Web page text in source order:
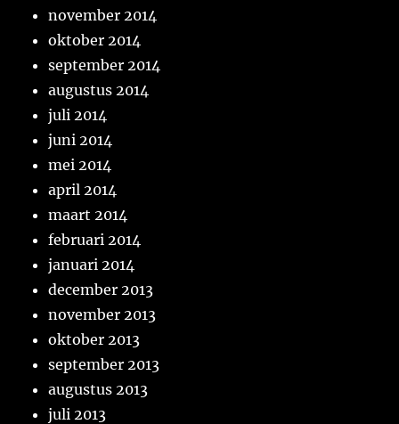
november 2014
oktober 2014
september 2014
augustus 2014
juli 2014
juni 2014
mei 2014
april 2014
maart 2014
februari 2014
januari 2014
december 2013
november 2013
oktober 2013
september 2013
augustus 2013
juli 2013